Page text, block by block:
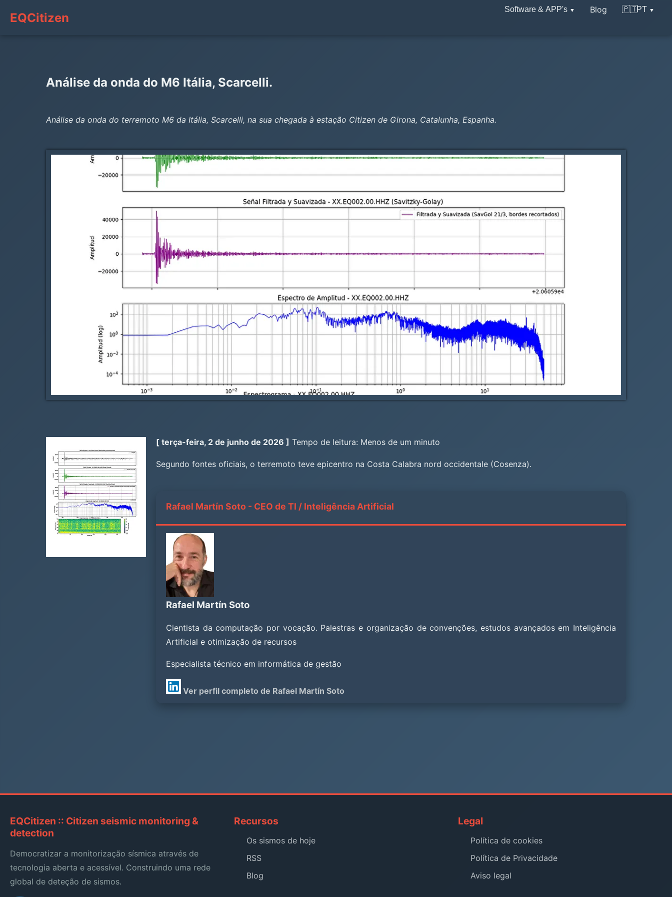
EQCitizen
Software & APP's Blog 🇵🇹PT
Análise da onda do M6 Itália, Scarcelli.
Análise da onda do terremoto M6 da Itália, Scarcelli, na sua chegada à estação Citizen de Girona, Catalunha, Espanha.
[ terça-feira, 2 de junho de 2026 ] Tempo de leitura: Menos de um minuto
Segundo fontes oficiais, o terremoto teve epicentro na Costa Calabra nord occidentale (Cosenza).
Rafael Martín Soto - CEO de TI / Inteligência Artificial
Rafael Martín Soto
Cientista da computação por vocação. Palestras e organização de convenções, estudos avançados em Inteligência
Artificial e otimização de recursos
Especialista técnico em informática de gestão
Ver perfil completo de Rafael Martín Soto
EQCitizen :: Citizen seismic monitoring &
detection
Democratizar a monitorização sísmica através de
tecnologia aberta e acessível. Construindo uma rede
global de deteção de sismos.
Recursos
Os sismos de hoje
RSS
Blog
Legal
Política de cookies
Política de Privacidade
Aviso legal